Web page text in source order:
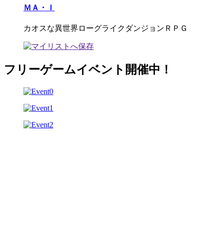
ＭＡ・Ｉ
カオスな異世界ローグライクダンジョンＲＰＧ
フリーゲームイベント開催中！